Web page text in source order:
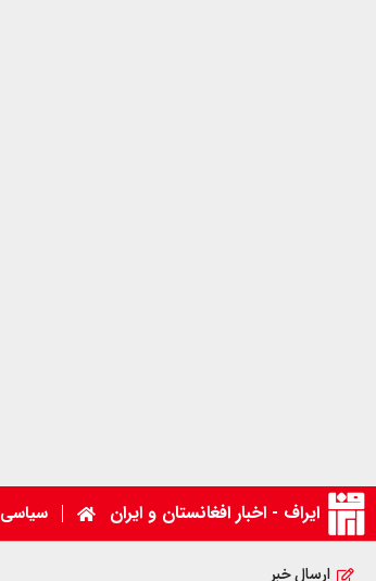
ایراف - اخبار افغانستان و ایران سیاسی
ارسال خبر